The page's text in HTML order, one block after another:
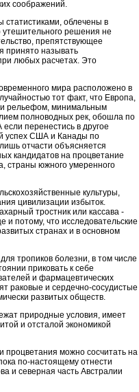
соображений.
статистиками, облечены в
решения не
препятствующее
принято называть
любых расчетах. Это
мира расположено в
тот факт, что Европа,
и рельефом, минимальным
полноводных рек, обошла по
перенестись в другое
успех США и Канады по
отчасти объясняется
кандидатов на процветание
страны южного умеренного
культуры,
цивилизации избыток.
тростник или кассава -
и потому, что исследовательские
странах и в основном
тропиков болезни, в том числе
приковать к себе
и фармацевтических
раковые и сердечно-сосудистые
развитых обществ.
природные условия, имеет
и отсталой экономикой
процветания можно сосчитать на
по-настоящему отнести
и северная часть Австралии